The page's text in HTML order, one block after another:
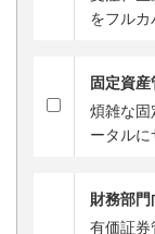
をフルカ
固定資
煩雑な固
ータルに
財務部
有価証券